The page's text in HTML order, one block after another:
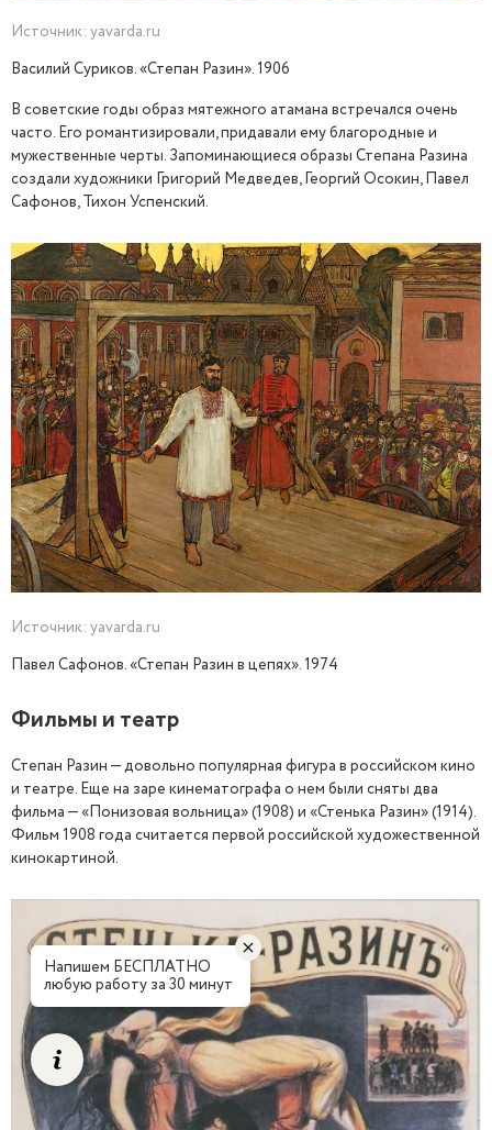
Источник: yavarda.ru
Василий Суриков. «Степан Разин». 1906
В советские годы образ мятежного атамана встречался очень
часто. Его романтизировали, придавали ему благородные и
мужественные черты. Запоминающиеся образы Степана Разина
создали художники Григорий Медведев, Георгий Осокин, Павел
Сафонов, Тихон Успенский.
Источник: yavarda.ru
Павел Сафонов. «Степан Разин в цепях». 1974
Фильмы и театр
Степан Разин — довольно популярная фигура в российском кино
и театре. Еще на заре кинематографа о нем были сняты два
фильма — «Понизовая вольница» (1908) и «Стенька Разин» (1914).
Фильм 1908 года считается первой российской художественной
кинокартиной.
Напишем БЕСПЛАТНО
любую работу за 30 минут